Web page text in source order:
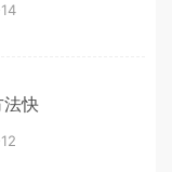
法快